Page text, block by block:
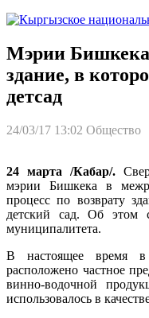
Мэрии Бишкека
здание, в
детсад
24/03/17 13:02 Общество
24 марта /Кабар/.
мэрии Бишкека в
процесс по возврату
детский сад. Об этом
муниципалитета.
В настоящее время в
расположено частное
винно-водочной
использовалось в